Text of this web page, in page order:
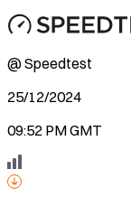
@ Speedtest
25/12/2024
09:52 PM GMT